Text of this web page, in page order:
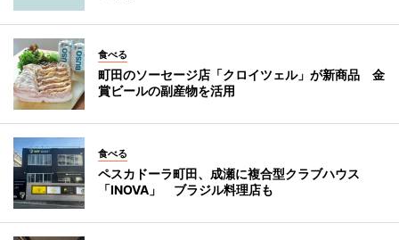
食べる
町田のソーセージ店「クロイツェル」が新商品 金
賞ビールの副産物を活用
食べる
ペスカドーラ町田、成瀬に複合型クラブハウス
「INOVA」 ブラジル料理店も